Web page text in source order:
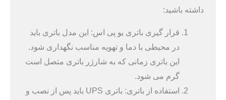
داشته باشید:
قرار گیری باتری یو پی اس: این مدل باتری باید
در محیطی با دما و تهویه مناسب نگهداری شود.
این باتری زمانی که به شارژر باتری متصل است
گرم می شود.
استفاده از باتری: باتری UPS باید پس از نصب و